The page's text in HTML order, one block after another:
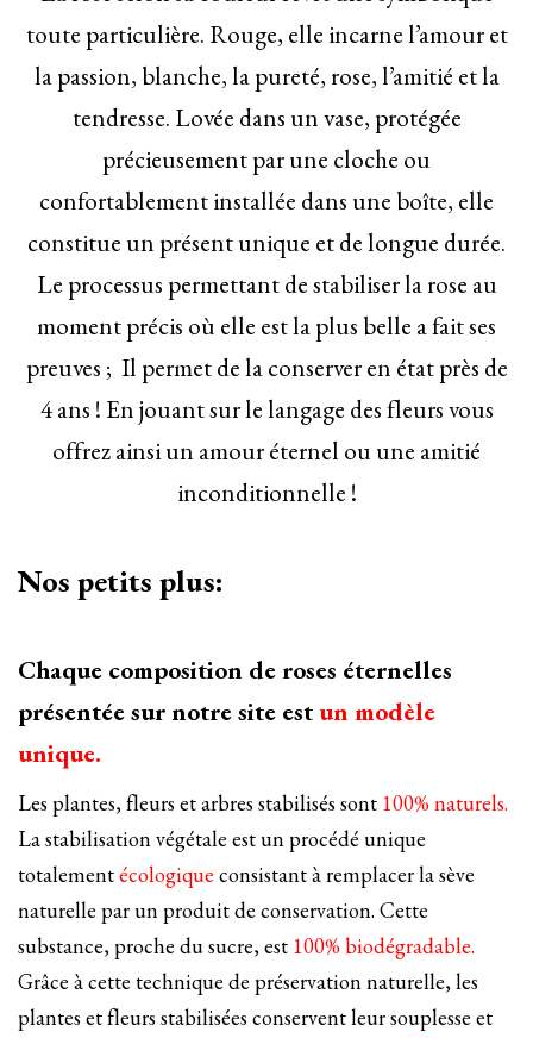
toute particulière. Rouge, elle incarne l’amour et
la passion, blanche, la pureté, rose, l’amitié et la
tendresse. Lovée dans un vase, protégée
précieusement par une cloche ou
confortablement installée dans une boîte, elle
constitue un présent unique et de longue durée.
Le processus permettant de stabiliser la rose au
moment précis où elle est la plus belle a fait ses
preuves ; Il permet de la conserver en état près de
4 ans ! En jouant sur le langage des fleurs vous
offrez ainsi un amour éternel ou une amitié
inconditionnelle !
Nos petits plus:
Chaque composition de roses éternelles
présentée sur notre site est un modèle
unique.
Les plantes, fleurs et arbres stabilisés sont 100% naturels.
La stabilisation végétale est un procédé unique
totalementécologique consistant à remplacer la sève
naturelle par un produit de conservation. Cette
substance, proche du sucre, est 100% biodégradable.
Grâce à cette technique de préservation naturelle, les
plantes et fleurs stabilisées conservent leur souplesse et